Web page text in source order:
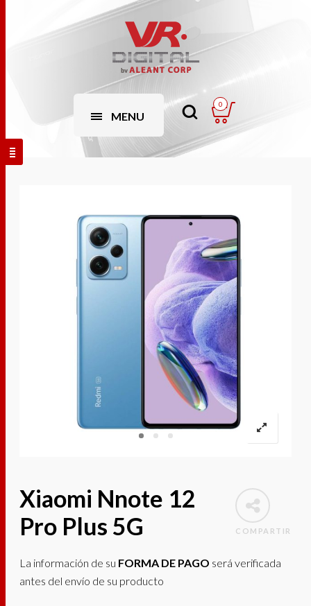
MENU
0
COMPARTIR
Xiaomi Nnote 12
Pro Plus 5G
La información de su FORMA DE PAGO será verificada
antes del envío de su producto